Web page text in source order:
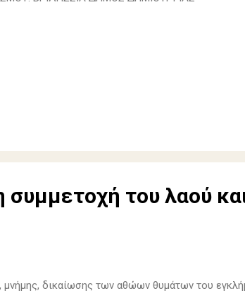
συμμετοχή του λαού
μνήμης, δικαίωσης των αθώων θυμάτων του